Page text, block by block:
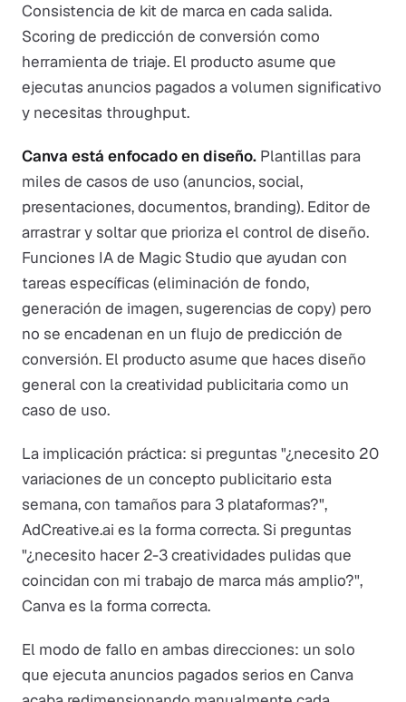
Consistencia de kit de marca en cada salida.
Scoring de predicción de conversión como
herramienta de triaje. El producto asume que
ejecutas anuncios pagados a volumen significativo
y necesitas throughput.
Canva está enfocado en diseño. Plantillas para
miles de casos de uso (anuncios, social,
presentaciones, documentos, branding). Editor de
arrastrar y soltar que prioriza el control de diseño.
Funciones IA de Magic Studio que ayudan con
tareas específicas (eliminación de fondo,
generación de imagen, sugerencias de copy) pero
no se encadenan en un flujo de predicción de
conversión. El producto asume que haces diseño
general con la creatividad publicitaria como un
caso de uso.
La implicación práctica: si preguntas "¿necesito 20
variaciones de un concepto publicitario esta
semana, con tamaños para 3 plataformas?",
AdCreative.ai es la forma correcta. Si preguntas
"¿necesito hacer 2-3 creatividades pulidas que
coincidan con mi trabajo de marca más amplio?",
Canva es la forma correcta.
El modo de fallo en ambas direcciones: un solo
que ejecuta anuncios pagados serios en Canva